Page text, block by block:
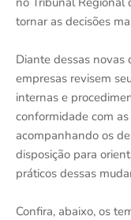
tornar as decisões
Diante dessas novas
empresas revisem
internas e
conformidade com
acompanhando os
disposição para
práticos dessas
Confira, abaixo, os